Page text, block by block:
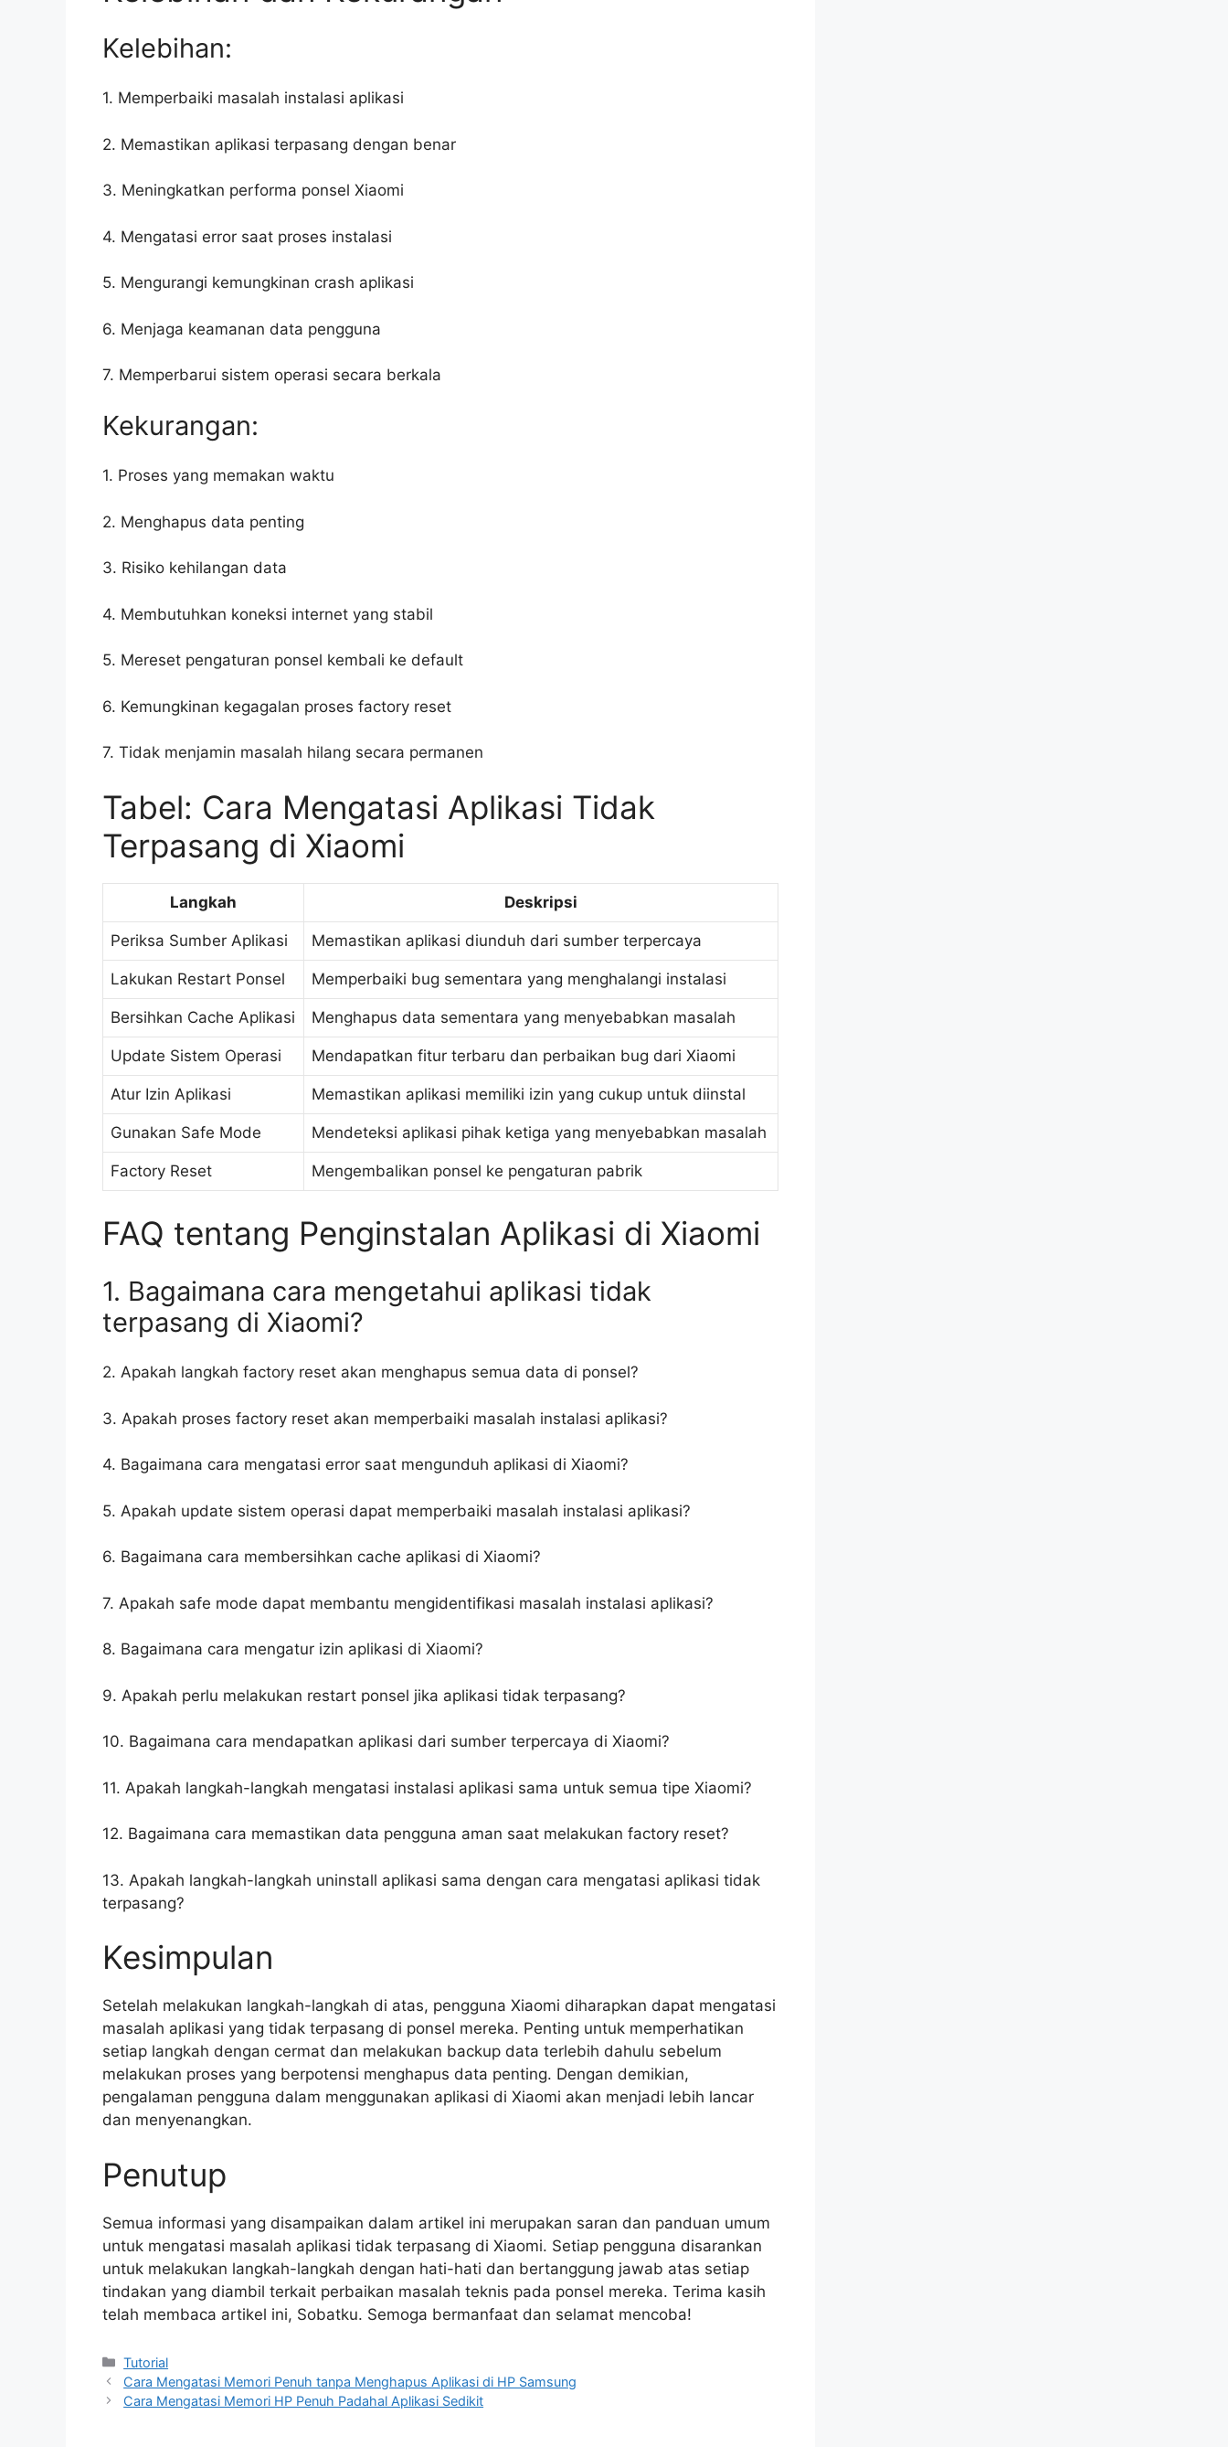
Kelebihan:
1. Memperbaiki masalah instalasi aplikasi
2. Memastikan aplikasi terpasang dengan benar
3. Meningkatkan performa ponsel Xiaomi
4. Mengatasi error saat proses instalasi
5. Mengurangi kemungkinan crash aplikasi
6. Menjaga keamanan data pengguna
7. Memperbarui sistem operasi secara berkala
Kekurangan:
1. Proses yang memakan waktu
2. Menghapus data penting
3. Risiko kehilangan data
4. Membutuhkan koneksi internet yang stabil
5. Mereset pengaturan ponsel kembali ke default
6. Kemungkinan kegagalan proses factory reset
7. Tidak menjamin masalah hilang secara permanen
Tabel: Cara Mengatasi Aplikasi Tidak
Terpasang di Xiaomi
Langkah Deskripsi
Periksa Sumber Aplikasi Memastikan aplikasi diunduh dari sumber terpercaya
Lakukan Restart Ponsel Memperbaiki bug sementara yang menghalangi instalasi
Bersihkan Cache Aplikasi Menghapus data sementara yang menyebabkan masalah
Update Sistem Operasi Mendapatkan fitur terbaru dan perbaikan bug dari Xiaomi
Atur Izin Aplikasi Memastikan aplikasi memiliki izin yang cukup untuk diinstal
Gunakan Safe Mode Mendeteksi aplikasi pihak ketiga yang menyebabkan masalah
Factory Reset Mengembalikan ponsel ke pengaturan pabrik
FAQ tentang Penginstalan Aplikasi di Xiaomi
1. Bagaimana cara mengetahui aplikasi tidak
terpasang di Xiaomi?
2. Apakah langkah factory reset akan menghapus semua data di ponsel?
3. Apakah proses factory reset akan memperbaiki masalah instalasi aplikasi?
4. Bagaimana cara mengatasi error saat mengunduh aplikasi di Xiaomi?
5. Apakah update sistem operasi dapat memperbaiki masalah instalasi aplikasi?
6. Bagaimana cara membersihkan cache aplikasi di Xiaomi?
7. Apakah safe mode dapat membantu mengidentifikasi masalah instalasi aplikasi?
8. Bagaimana cara mengatur izin aplikasi di Xiaomi?
9. Apakah perlu melakukan restart ponsel jika aplikasi tidak terpasang?
10. Bagaimana cara mendapatkan aplikasi dari sumber terpercaya di Xiaomi?
11. Apakah langkah-langkah mengatasi instalasi aplikasi sama untuk semua tipe Xiaomi?
12. Bagaimana cara memastikan data pengguna aman saat melakukan factory reset?
13. Apakah langkah-langkah uninstall aplikasi sama dengan cara mengatasi aplikasi tidak
terpasang?
Kesimpulan
Setelah melakukan langkah-langkah di atas, pengguna Xiaomi diharapkan dapat mengatasi
masalah aplikasi yang tidak terpasang di ponsel mereka. Penting untuk memperhatikan
setiap langkah dengan cermat dan melakukan backup data terlebih dahulu sebelum
melakukan proses yang berpotensi menghapus data penting. Dengan demikian,
pengalaman pengguna dalam menggunakan aplikasi di Xiaomi akan menjadi lebih lancar
dan menyenangkan.
Penutup
Semua informasi yang disampaikan dalam artikel ini merupakan saran dan panduan umum
untuk mengatasi masalah aplikasi tidak terpasang di Xiaomi. Setiap pengguna disarankan
untuk melakukan langkah-langkah dengan hati-hati dan bertanggung jawab atas setiap
tindakan yang diambil terkait perbaikan masalah teknis pada ponsel mereka. Terima kasih
telah membaca artikel ini, Sobatku. Semoga bermanfaat dan selamat mencoba!
Categories
Tutorial
Cara Mengatasi Memori Penuh tanpa Menghapus Aplikasi di HP Samsung
Cara Mengatasi Memori HP Penuh Padahal Aplikasi Sedikit